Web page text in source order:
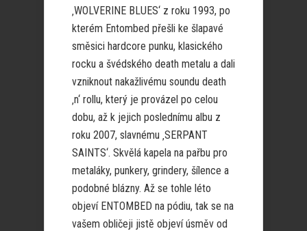
‚WOLVERINE BLUES‘ z roku 1993, po
kterém Entombed přešli ke šlapavé
směsici hardcore punku, klasického
rocku a švédského death metalu a dali
vzniknout nakažlivému soundu death
‚n‘ rollu, který je provázel po celou
dobu, až k jejich poslednímu albu z
roku 2007, slavnému ‚SERPANT
SAINTS‘. Skvělá kapela na pařbu pro
metaláky, punkery, grindery, šílence a
podobné blázny. Až se tohle léto
objeví ENTOMBED na pódiu, tak se na
vašem obličeji jistě objeví úsměv od